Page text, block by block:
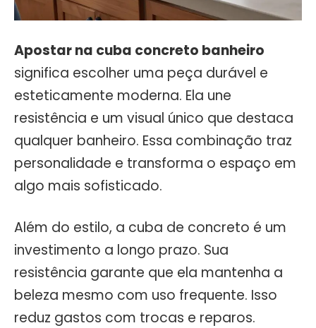
Apostar na cuba concreto banheiro
significa escolher uma peça durável e
esteticamente moderna. Ela une
resistência e um visual único que destaca
qualquer banheiro. Essa combinação traz
personalidade e transforma o espaço em
algo mais sofisticado.
Além do estilo, a cuba de concreto é um
investimento a longo prazo. Sua
resistência garante que ela mantenha a
beleza mesmo com uso frequente. Isso
reduz gastos com trocas e reparos.